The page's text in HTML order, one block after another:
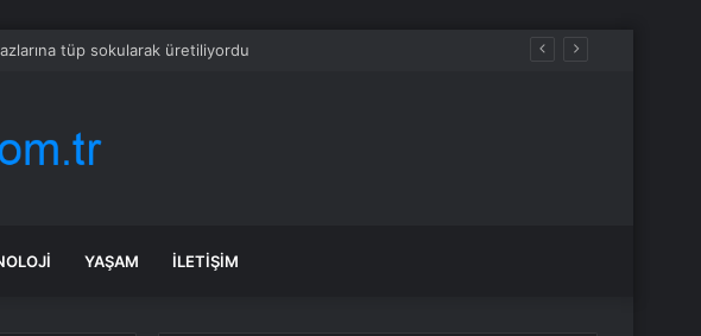
YAŞAM İLETIŞIM